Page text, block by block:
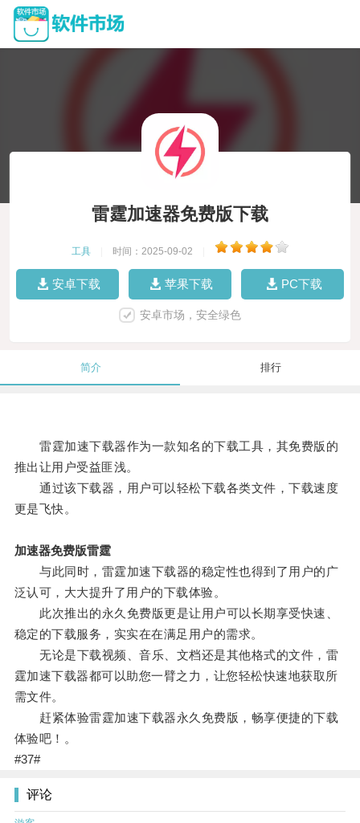
雷霆加速器免费版下载
工具 时间：2025-09-02
安卓下载 苹果下载 PC下载
安卓市场，安全绿色
简介 排行
雷霆加速下载器作为一款知名的下载工具，其免费版的
推出让用户受益匪浅。
通过该下载器，用户可以轻松下载各类文件，下载速度
更是飞快。
加速器免费版雷霆
与此同时，雷霆加速下载器的稳定性也得到了用户的广
泛认可，大大提升了用户的下载体验。
此次推出的永久免费版更是让用户可以长期享受快速、
稳定的下载服务，实实在在满足用户的需求。
无论是下载视频、音乐、文档还是其他格式的文件，雷
霆加速下载器都可以助您一臂之力，让您轻松快速地获取所
需文件。
赶紧体验雷霆加速下载器永久免费版，畅享便捷的下载
体验吧！。
#37#
评论